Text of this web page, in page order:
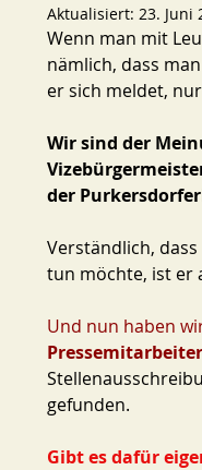
Aktualisiert: 23. Juni
Wenn man mit
nämlich, dass
er sich meldet,
Wir sind der
der
Verständlich,
tun möchte, ist er
Und nun haben
gefunden.
Gibt es dafür